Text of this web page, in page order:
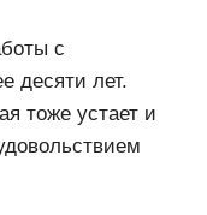
с
десяти лет.
тоже устает и